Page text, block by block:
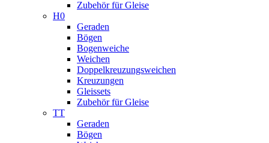
Zubehör für Gleise
H0
Geraden
Bögen
Bogenweiche
Weichen
Doppelkreuzungsweichen
Kreuzungen
Gleissets
Zubehör für Gleise
TT
Geraden
Bögen